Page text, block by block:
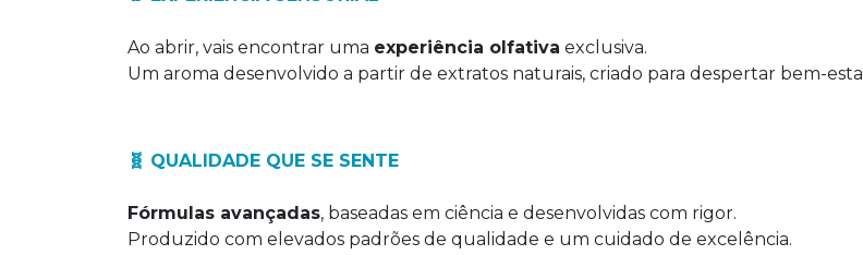
Ao abrir, vais encontrar uma experiência olfativa exclusiva.
Um aroma desenvolvido a partir de extratos naturais, criado para despertar bem-
🧬 QUALIDADE QUE SE SENTE
Fórmulas avançadas, baseadas em ciência e desenvolvidas com rigor.
Produzido com elevados padrões de qualidade e um cuidado de excelência.